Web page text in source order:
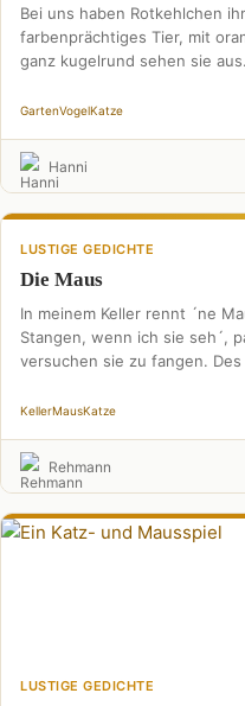
Bei uns haben Rotkehlchen
farbenprächtiges Tier, mit
ganz kugelrund sehen sie
GartenVogelKatze
Hanni
LUSTIGE GEDICHTE
Die Maus
In meinem Keller rennt ´ne
Stangen, wenn ich sie seh´,
versuchen sie zu fangen.
KellerMausKatze
Rehmann
LUSTIGE GEDICHTE